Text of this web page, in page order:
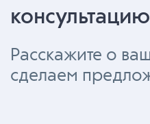
консультацию
Расскажите о
сделаем